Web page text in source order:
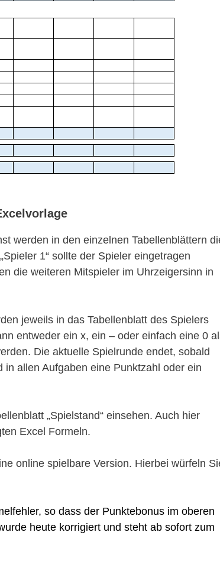
werden in den einzelnen Tabellenblättern
1“ sollte der Spieler eingetragen
die weiteren Mitspieler im Uhrzeigersinn in
jeweils in das Tabellenblatt des Spielers
entweder ein x, ein – oder einfach eine 0
Die aktuelle Spielrunde endet, sobald
allen Aufgaben eine Punktzahl oder ein
„Spielstand“ einsehen. Auch hier
Excel Formeln.
online spielbare Version. Hierbei würfeln
so dass der Punktebonus im oberen
heute korrigiert und steht ab sofort zum